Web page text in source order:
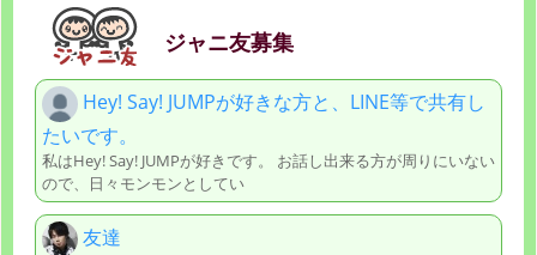
ジャニ友募集
Hey! Say! JUMPが好きな方と、LINE等で共有し
たいです。
私はHey! Say! JUMPが好きです。 お話し出来る方が周りにいない
ので、日々モンモンとしてい
友達